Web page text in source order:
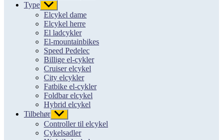
Type Vis
undermenu
Elcykel dame
Elcykel herre
El ladcykler
El-mountainbikes
Speed Pedelec
Billige el-cykler
Cruiser elcykel
City elcykler
Fatbike el-cykler
Foldbar elcykel
Hybrid elcykel
Tilbehør Vis
undermenu
Controller til elcykel
Cykelsadler